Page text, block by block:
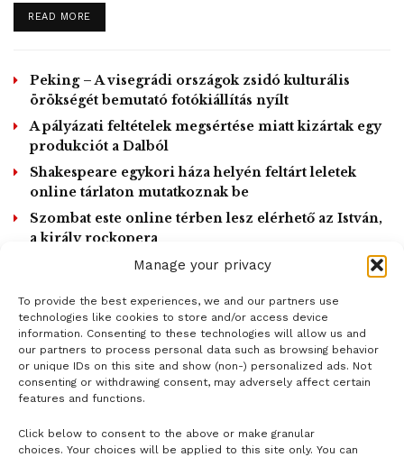
Manage your privacy
To provide the best experiences, we and our partners use
technologies like cookies to store and/or access device
information. Consenting to these technologies will allow us and
our partners to process personal data such as browsing behavior
or unique IDs on this site and show (non-) personalized ads. Not
consenting or withdrawing consent, may adversely affect certain
features and functions.
Click below to consent to the above or make granular
choices. Your choices will be applied to this site only. You can
t
e
r
A színész már korábban is foglalkozott zenével, 2015-ben
Cooper és az Aerosmith gitárosa, Joe Perry társaságában.
Depp legutóbbi filmje, a Waiting for the Barbarians, amely
J. M. Coetzee regényéből készült Mark Rylance és Robert
Pattinson közreműködésével, a tavaly őszi
fesztiválszezonban mutatkozott be világszerte, de mozikba
még nem került. Minamata című drámájának premierje
pedig, amelyben Bill Nighyval szerepel együtt, idén ősszel
lenne.
epizódjának forgatását, amelyben szintén dolgozott volna,
el kellett halasztani a koronavírus-járvány miatt.
MTI / Fotó Jeff Beck Facebook oldala /Videó -Jeff Beck
Youtube csatornája
Tags: dal enek Isolation Jeff Beck Johnny Depp
READ MOREDETAILS
Peking – A visegrádi országok zsidó kulturális
örökségét bemutató fotókiállítás nyílt
A pályázati feltételek megsértése miatt kizártak egy
produkciót a Dalból
Shakespeare egykori háza helyén feltárt leletek
online tárlaton mutatkoznak be
Szombat este online térben lesz elérhető az István,
a király rockopera
Ősbemutatóra készül a Nemzeti Lovas Színház
LOAD MORE
- H I R D E T É S -